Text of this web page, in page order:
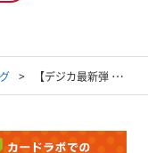
【デジカ最新弾 グレイトレジェンド発売記念】青ハイブリッドミッドレンジを作ってみました！果たして使い勝手は？！